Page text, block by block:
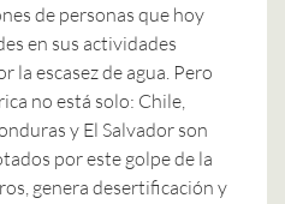
de personas que hoy
en sus actividades
la escasez de agua. Pero
no está solo: Chile,
y El Salvador son
por este golpe de la
genera desertificación y